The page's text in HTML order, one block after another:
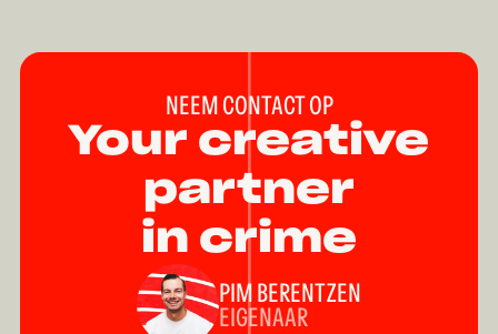
NEEM CONTACT OP
Your creative
partner
in crime
PIM BERENTZEN
EIGENAAR